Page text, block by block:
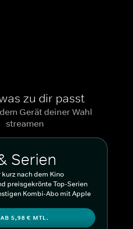
zu dir passt
Gerät deiner Wahl
streamen
Serien
nach dem Kino
preisgekrönte Top-Serien
Kombi-Abo mit Apple
AB 5,98 € MTL.